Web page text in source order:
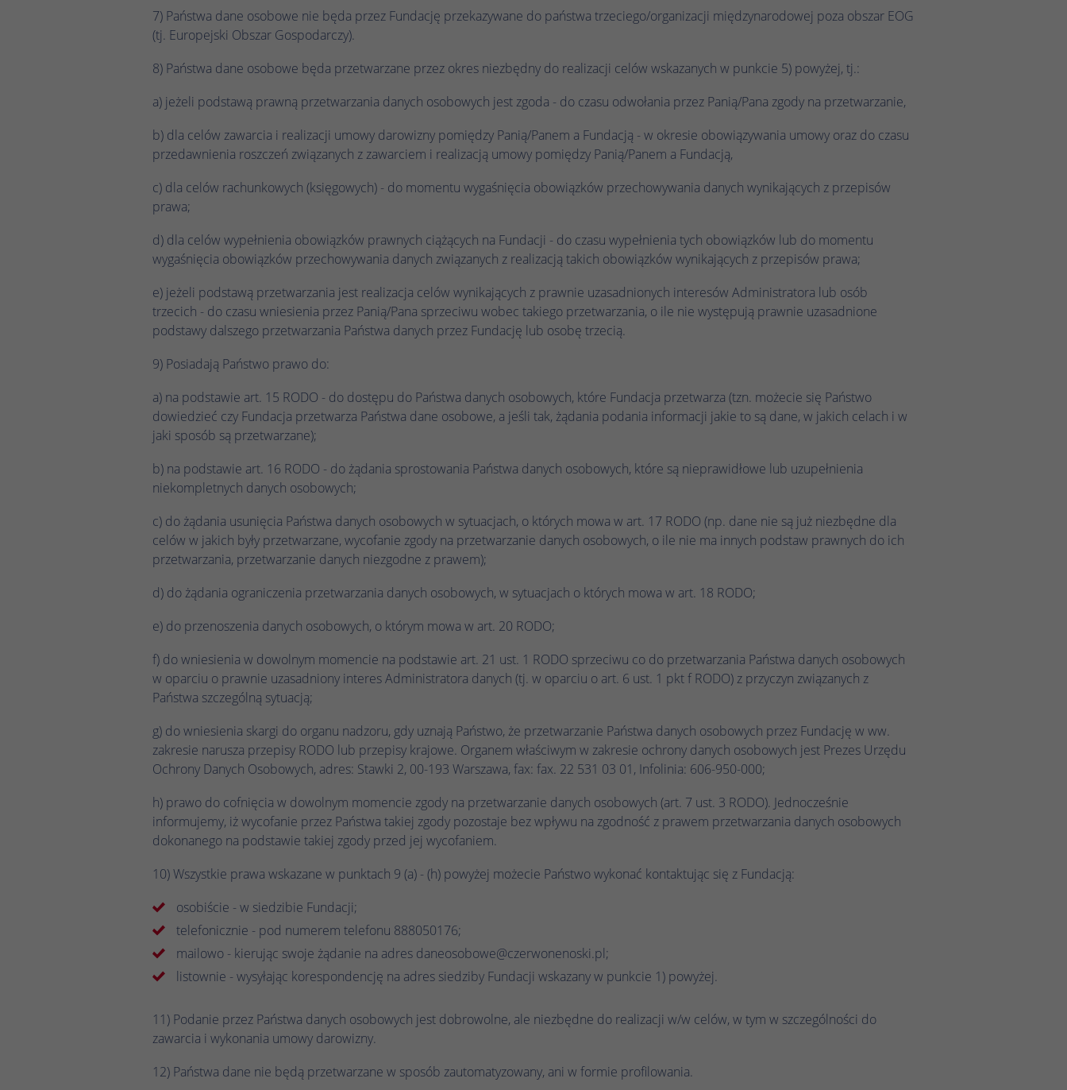
7) Państwa dane osobowe nie będa przez Fundację przekazywane do państwa trzeciego/organizacji międzynarodowej poza obszar EOG
(tj. Europejski Obszar Gospodarczy).
8) Państwa dane osobowe będa przetwarzane przez okres niezbędny do realizacji celów wskazanych w punkcie 5) powyżej, tj.:
a) jeżeli podstawą prawną przetwarzania danych osobowych jest zgoda - do czasu odwołania przez Panią/Pana zgody na przetwarzanie,
b) dla celów zawarcia i realizacji umowy darowizny pomiędzy Panią/Panem a Fundacją - w okresie obowiązywania umowy oraz do czasu
przedawnienia roszczeń związanych z zawarciem i realizacją umowy pomiędzy Panią/Panem a Fundacją,
c) dla celów rachunkowych (księgowych) - do momentu wygaśnięcia obowiązków przechowywania danych wynikających z przepisów
prawa;
d) dla celów wypełnienia obowiązków prawnych ciążących na Fundacji - do czasu wypełnienia tych obowiązków lub do momentu
wygaśnięcia obowiązków przechowywania danych związanych z realizacją takich obowiązków wynikających z przepisów prawa;
e) jeżeli podstawą przetwarzania jest realizacja celów wynikających z prawnie uzasadnionych interesów Administratora lub osób
trzecich - do czasu wniesienia przez Panią/Pana sprzeciwu wobec takiego przetwarzania, o ile nie występują prawnie uzasadnione
podstawy dalszego przetwarzania Państwa danych przez Fundację lub osobę trzecią.
9) Posiadają Państwo prawo do:
a) na podstawie art. 15 RODO - do dostępu do Państwa danych osobowych, które Fundacja przetwarza (tzn. możecie się Państwo
dowiedzieć czy Fundacja przetwarza Państwa dane osobowe, a jeśli tak, żądania podania informacji jakie to są dane, w jakich celach i w
jaki sposób są przetwarzane);
b) na podstawie art. 16 RODO - do żądania sprostowania Państwa danych osobowych, które są nieprawidłowe lub uzupełnienia
niekompletnych danych osobowych;
c) do żądania usunięcia Państwa danych osobowych w sytuacjach, o których mowa w art. 17 RODO (np. dane nie są już niezbędne dla
celów w jakich były przetwarzane, wycofanie zgody na przetwarzanie danych osobowych, o ile nie ma innych podstaw prawnych do ich
przetwarzania, przetwarzanie danych niezgodne z prawem);
d) do żądania ograniczenia przetwarzania danych osobowych, w sytuacjach o których mowa w art. 18 RODO;
e) do przenoszenia danych osobowych, o którym mowa w art. 20 RODO;
f) do wniesienia w dowolnym momencie na podstawie art. 21 ust. 1 RODO sprzeciwu co do przetwarzania Państwa danych osobowych
w oparciu o prawnie uzasadniony interes Administratora danych (tj. w oparciu o art. 6 ust. 1 pkt f RODO) z przyczyn związanych z
Państwa szczególną sytuacją;
g) do wniesienia skargi do organu nadzoru, gdy uznają Państwo, że przetwarzanie Państwa danych osobowych przez Fundację w ww.
zakresie narusza przepisy RODO lub przepisy krajowe. Organem właściwym w zakresie ochrony danych osobowych jest Prezes Urzędu
Ochrony Danych Osobowych, adres: Stawki 2, 00-193 Warszawa, fax: fax. 22 531 03 01, Infolinia: 606-950-000;
h) prawo do cofnięcia w dowolnym momencie zgody na przetwarzanie danych osobowych (art. 7 ust. 3 RODO). Jednocześnie
informujemy, iż wycofanie przez Państwa takiej zgody pozostaje bez wpływu na zgodność z prawem przetwarzania danych osobowych
dokonanego na podstawie takiej zgody przed jej wycofaniem.
10) Wszystkie prawa wskazane w punktach 9 (a) - (h) powyżej możecie Państwo wykonać kontaktując się z Fundacją:
osobiście - w siedzibie Fundacji;
telefonicznie - pod numerem telefonu 888050176;
mailowo - kierując swoje żądanie na adres daneosobowe@czerwonenoski.pl;
listownie - wysyłając korespondencję na adres siedziby Fundacji wskazany w punkcie 1) powyżej.
11) Podanie przez Państwa danych osobowych jest dobrowolne, ale niezbędne do realizacji w/w celów, w tym w szczególności do
zawarcia i wykonania umowy darowizny.
12) Państwa dane nie będą przetwarzane w sposób zautomatyzowany, ani w formie profilowania.
Zamiar
przechowywania i konsolidowania odsłon strony
użytkownika w jedno nagranie sesji.
Nazwa _hjSession_.*
Dostawca Hotjar
Czas trwania 1 godzina
Hotjar ustawia ten plik cookie, aby zapewnić, że
dane z kolejnych wizyt w tej samej witrynie
identyfikatora użytkownika, który jest
zachowywany w identyfikatorze użytkownika
Hotjar, unikalnym dla tej witryny.
Nazwa _hjSessionUser_.*
Zamiar
Hotjar ustawia ten plik cookie, aby zapewnić, że
identyfikatora użytkownika, który jest